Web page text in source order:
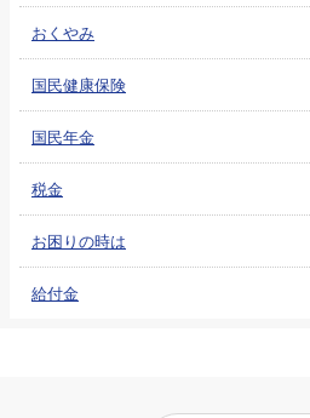
おくやみ
国民健康保険
国民年金
税金
お困りの時は
給付金